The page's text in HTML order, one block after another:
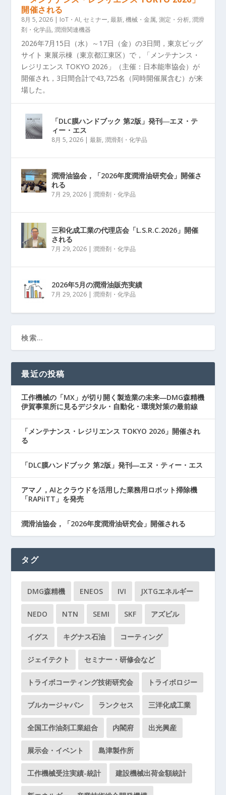
開催される
8月 5, 2026 | IoT・AI, セミナー,最新,機械・金属,測定・分析,潤滑
剤・化学品,潤滑関連機器
2026年7月15日（水）～17日（金）の3日間，東京ビッグ
サイト 東展示棟（東京都江東区）で，「メンテナンス・
レジリエンス TOKYO 2026」（主催：日本能率協会）が
開催され，3日間合計で43,725名（同時開催展含む）が来
場した。
「DLC膜ハンドブック 第2版」発刊―エヌ・テ
ィー・エス
8月 5, 2026 |最新,潤滑剤・化学品
潤滑油協会，「2026年度潤滑油研究会」開催さ
れる
7月 29, 2026 |潤滑剤・化学品
三和化成工業の代理店会「L.S.R.C.2026」開催
される
7月 29, 2026 |潤滑剤・化学品
2026年5月の潤滑油販売実績
7月 29, 2026 |潤滑剤・化学品
最近の投稿
工作機械の「MX」が切り開く製造業の未来―DMG森精機
伊賀事業所に見るデジタル・自動化・環境対策の最前線
「メンテナンス・レジリエンス TOKYO 2026」開催され
る
「DLC膜ハンドブック 第2版」発刊―エヌ・ティー・エス
アマノ，AIとクラウドを活用した業務用ロボット掃除機
「RAPiiTT」を発売
潤滑油協会，「2026年度潤滑油研究会」開催される
タグ
DMG森精機 ENEOS IVI JXTGエネルギー
NEDO NTN SEMI SKF アズビル
イグス キグナス石油 コーティング
ジェイテクト セミナー・研修会など
トライボコーティング技術研究会 トライボロジー
ブルカージャパン ランクセス 三洋化成工業
全国工作油剤工業組合 内閣府 出光興産
展示会・イベント 島津製作所
工作機械受注実績-統計 建設機械出荷金額統計